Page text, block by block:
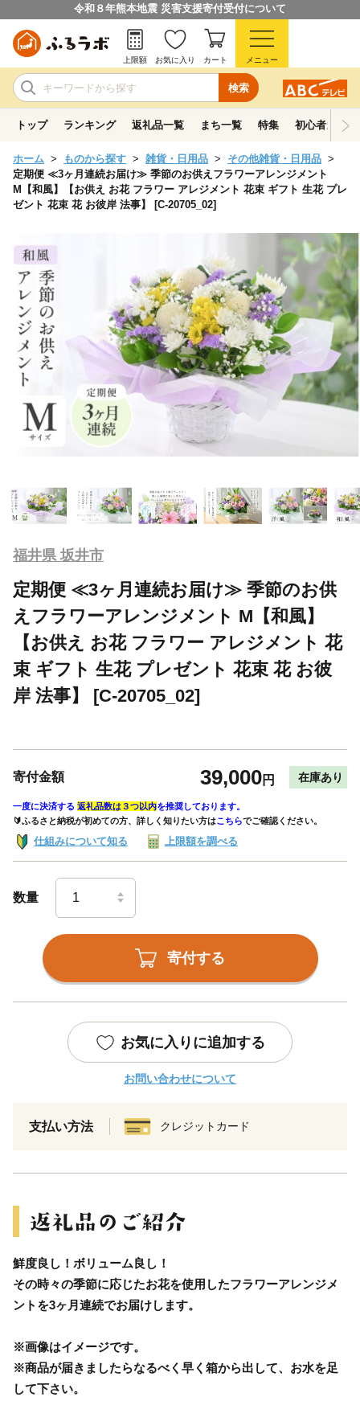
令和８年熊本地震 災害支援寄付受付について
検索
上限額 お気に入り カート メニュー
トップ ランキング 返礼品一覧 まち一覧 特集 初心者ガイド
ホーム ものから探す 雑貨・日用品
その他雑貨・日用品
定期便 ≪3ヶ月連続お届け≫ 季節のお供えフラワーアレンジメント
M【和風】【お供え お花 フラワー アレジメント 花束 ギフト 生花 プレ
ゼント 花束 花 お彼岸 法事】 [C-20705_02]
福井県 坂井市
定期便 ≪3ヶ月連続お届け≫ 季節のお供
えフラワーアレンジメント M【和風】
【お供え お花 フラワー アレジメント 花
束 ギフト 生花 プレゼント 花束 花 お彼
岸 法事】 [C-20705_02]
寄付金額 39,000円 在庫あり
一度に決済する 返礼品数は３つ以内を推奨しております。
🔰ふるさと納税が初めての方、詳しく知りたい方はこちらでご確認ください。
仕組みについて知る 上限額を調べる
数量
寄付する
お気に入りに追加する
お問い合わせについて
支払い方法 クレジットカード
鮮度良し！ボリューム良し！
その時々の季節に応じたお花を使用したフラワーアレンジメ
ントを3ヶ月連続でお届けします。
※画像はイメージです。
※商品が届きましたらなるべく早く箱から出して、お水を足
して下さい。